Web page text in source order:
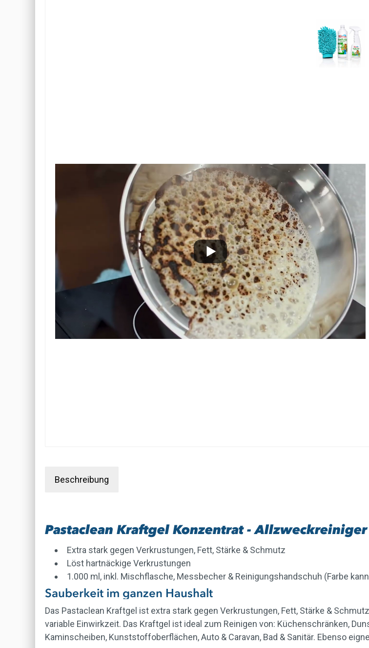
Beschreibung
Pastaclean Kraftgel Konzentrat - Allzweckreiniger
Extra stark gegen Verkrustungen, Fett, Stärke & Schmutz
Löst hartnäckige Verkrustungen
1.000 ml, inkl. Mischflasche, Messbecher & Reinigungshandschuh (Farbe
Sauberkeit im ganzen Haushalt
Das Pastaclean Kraftgel ist extra stark gegen Verkrustungen, Fett, Stärke &
variable Einwirkzeit. Das Kraftgel ist ideal zum Reinigen von: Küchenschränken,
Kaminscheiben, Kunststoffoberflächen, Auto & Caravan, Bad & Sanitär. Ebenso